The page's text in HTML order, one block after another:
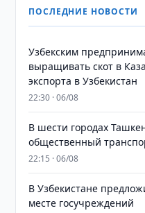
ПОСЛЕДНИЕ НОВОСТИ
Узбекским
выращивать скот в
экспорта в Узбекистан
22:30 · 06/08
В шести городах
общественный
22:15 · 06/08
В Узбекистане
месте госучреждений